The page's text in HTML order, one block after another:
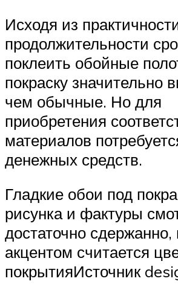
Исходя из
продолжительности
поклеить обойные
покраску значительно
чем обычные. Но для
приобретения
материалов
денежных средств.
Гладкие обои под
рисунка и фактуры
достаточно
акцентом считается
покрытияИсточник